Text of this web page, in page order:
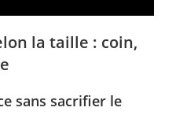
la taille : coin,
sans sacrifier le